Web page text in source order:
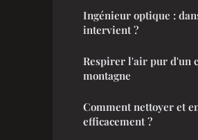
Ingénieur optique :
intervient ?
Respirer l'air pur d'un
montagne
Comment nettoyer et
efficacement ?